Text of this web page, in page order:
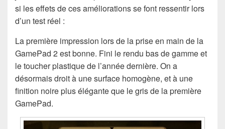
si les effets de ces améliorations se font ressentir lors
d’un test réel :
La première impression lors de la prise en main de la
GamePad 2 est bonne. Fini le rendu bas de gamme et
le toucher plastique de l’année dernière. On a
désormais droit à une surface homogène, et à une
finition noire plus élégante que le gris de la première
GamePad.